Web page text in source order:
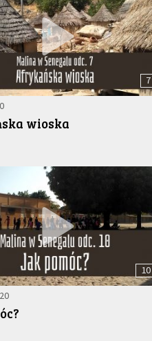
7
wioska
10